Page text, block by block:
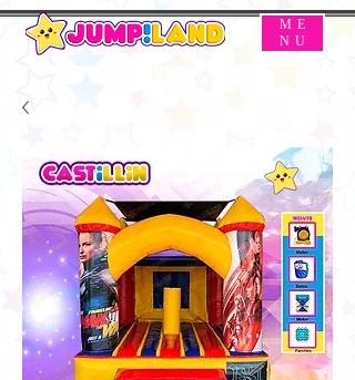
ME
NU